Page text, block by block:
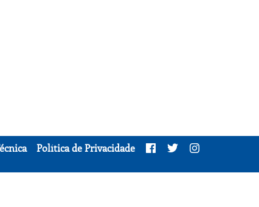
Política de Privacidade